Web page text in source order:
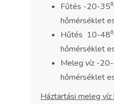
Fűtés -20-
hőmérséklet
Hűtés 10-
hőmérséklet
Meleg víz -
hőmérséklet
Háztartási meleg